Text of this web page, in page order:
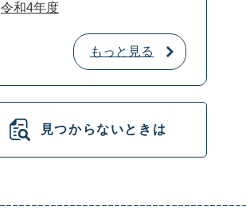
令和4年度
もっと見る
見つからないときは